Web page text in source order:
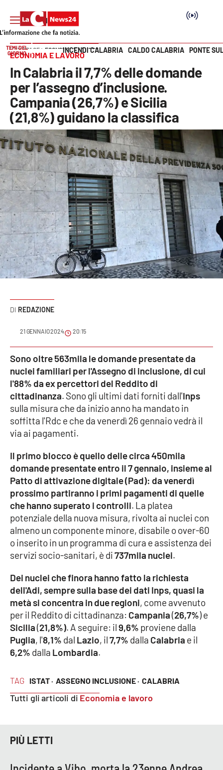
SEZIONI
Cronaca
Politica
Attualità
Economia e lavoro
Italia Mondo
Sanità
Sport
Cultura
Podcast
Meteo
Editoriali
VIDEO
Ambiente
Cronaca
Cultura
Economia e Lavoro
Politica
Sanità
Sport
RUBRICHE
Good Morning Vietnam
Parchi Marini Calabria
Leggendo Alvaro insieme
Vai
TEMI DEL
GIORNO
INCENDI CALABRIA CALDO CALABRIA PONTE
HOME PAGE ECONOMIA E LAVORO
ECONOMIA E LAVORO
In Calabria il 7,7% delle domande
per l’assegno d’inclusione.
Campania (26,7%) e Sicilia
(21,8%) guidano la classifica
REDAZIONE
21 GENNAIO 2024 20:15
TAG ISTAT · ASSEGNO INCLUSIONE · CALABRIA
Tutti gli articoli di Economia e lavoro
Sono oltre 563mila le domande presentate da
nuclei familiari per l'Assegno di inclusione, di cui
l'88% da ex percettori del Reddito di
cittadinanza. Sono gli ultimi dati forniti dall'Inps
sulla misura che da inizio anno ha mandato in
soffitta l'Rdc e che da venerdì 26 gennaio vedrà il
via ai pagamenti.
Il primo blocco è quello delle circa 450mila
domande presentate entro il 7 gennaio, insieme al
Patto di attivazione digitale (Pad): da venerdì
prossimo partiranno i primi pagamenti di quelle
che hanno superato i controlli. La platea
potenziale della nuova misura, rivolta ai nuclei con
almeno un componente minore, disabile o over-60
o inserito in un programma di cura e assistenza dei
servizi socio-sanitari, è di737mila nuclei.
Dei nuclei che finora hanno fatto la richiesta
dell'Adi, sempre sulla base dei dati Inps, quasi la
metà si concentra in due regioni, come avvenuto
per il Reddito di cittadinanza: Campania(26,7%) e
Sicilia(21,8%). A seguire: il9,6% proviene dalla
Puglia, l'8,1% dal Lazio, il7,7% dalla Calabria e il
6,2% dalla Lombardia.
PIÙ LETTI